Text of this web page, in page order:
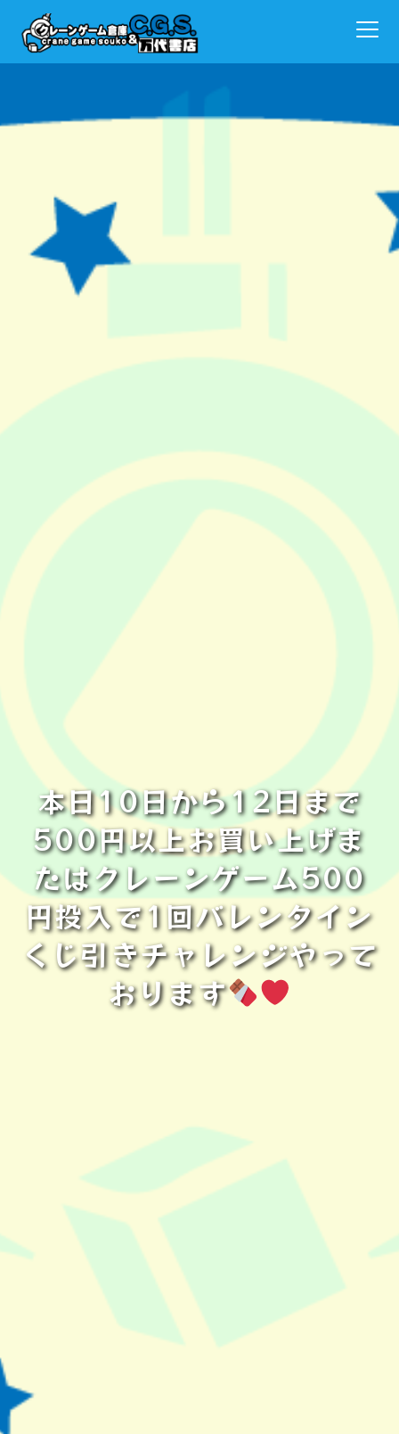
本日10日から12日まで
500円以上お買い上げま
たはクレーンゲーム500
円投入で1回バレンタイン
くじ引きチャレンジやって
おります